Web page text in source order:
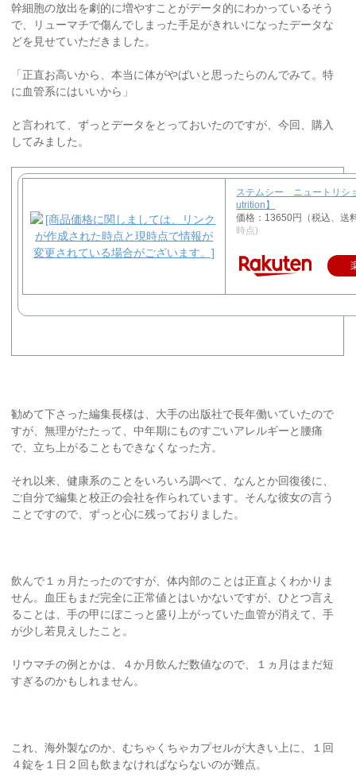
幹細胞の放出を劇的に増やすことがデータ的にわかっているそう
で、リューマチで傷んでしまった手足がきれいになったデータな
どを見せていただきました。
「正直お高いから、本当に体がやばいと思ったらのんでみて。特
に血管系にはいいから」
と言われて、ずっとデータをとっておいたのですが、今回、購入
してみました。
ステムシー ニュートリシ
utrition】
価格：13650円（税込、送
時点)
勧めて下さった編集長様は、大手の出版社で長年働いていたので
すが、無理がたたって、中年期にものすごいアレルギーと腰痛
で、立ち上がることもできなくなった方。
それ以来、健康系のことをいろいろ調べて、なんとか回復後に、
ご自分で編集と校正の会社を作られています。そんな彼女の言う
ことですので、ずっと心に残っておりました。
飲んで１ヵ月たったのですが、体内部のことは正直よくわかりま
せん。血圧もまだ完全に正常値とはいかないですが、ひとつ言え
ることは、手の甲にぼこっと盛り上がっていた血管が消えて、手
が少し若見えしたこと。
リウマチの例とかは、４か月飲んだ数値なので、１ヵ月はまだ短
すぎるのかもしれません。
これ、海外製なのか、むちゃくちゃカプセルが大きい上に、１回
４錠を１日２回も飲まなければならないのが難点。